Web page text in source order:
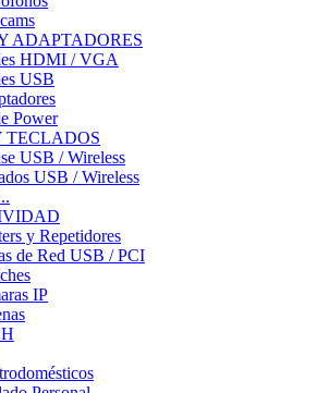
ADAPTADORES
HDMI / VGA
USB
Power
TECLADOS
USB / Wireless
USB / Wireless
y Repetidores
de Red USB / PCI
IP